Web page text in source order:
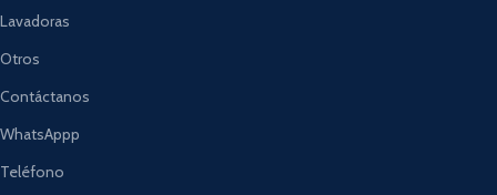
Lavadoras
Otros
Contáctanos
WhatsAppp
Teléfono